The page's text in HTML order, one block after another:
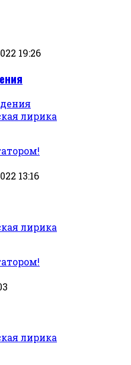
19:26
лирика
13:16
лирика
лирика